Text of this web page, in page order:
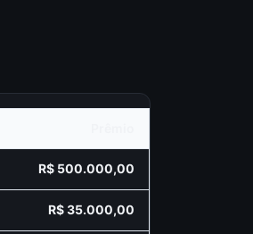
R$ 500.000,00
R$ 35.000,00